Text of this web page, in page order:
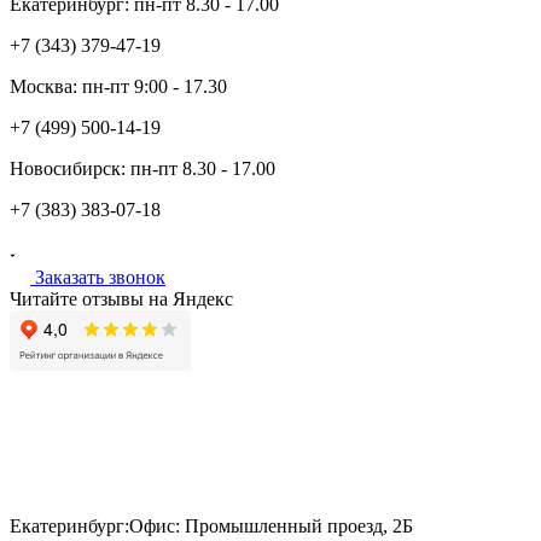
Екатеринбург: пн-пт 8.30 - 17.00
+7 (343) 379-47-19
Москва: пн-пт 9:00 - 17.30
+7 (499) 500-14-19
Новосибирск: пн-пт 8.30 - 17.00
+7 (383) 383-07-18
Заказать звонок
Читайте отзывы на Яндекс
Екатеринбург:Офис: Промышленный проезд, 2Б